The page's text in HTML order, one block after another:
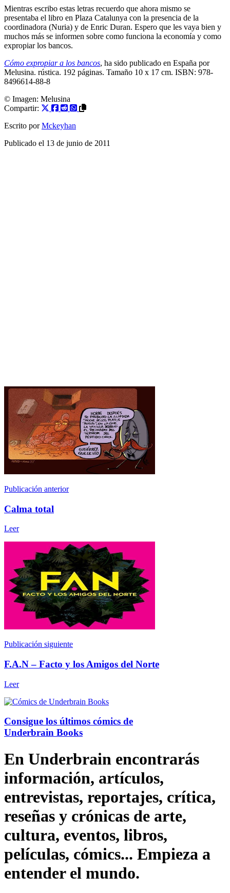
Mientras escribo estas letras recuerdo que ahora mismo se
presentaba el libro en Plaza Catalunya con la presencia de la
coordinadora (Nuria) y de Enric Duran. Espero que les vaya bien y
muchos más se informen sobre como funciona la economía y como
expropiar los bancos.
Cómo expropiar a los bancos, ha sido publicado en España por
Melusina. rústica. 192 páginas. Tamaño 10 x 17 cm. ISBN: 978-
8496614-88-8
© Imagen: Melusina
Compartir:
Escrito por Mckeyhan
Publicado el 13 de junio de 2011
Publicación anterior
Calma total
Leer
Publicación siguiente
F.A.N – Facto y los Amigos del Norte
Leer
Consigue los últimos cómics de
Underbrain Books
En Underbrain encontrarás
información, artículos,
entrevistas, reportajes, crítica,
reseñas y crónicas de arte,
cultura, eventos, libros,
películas, cómics... Empieza a
entender el mundo.